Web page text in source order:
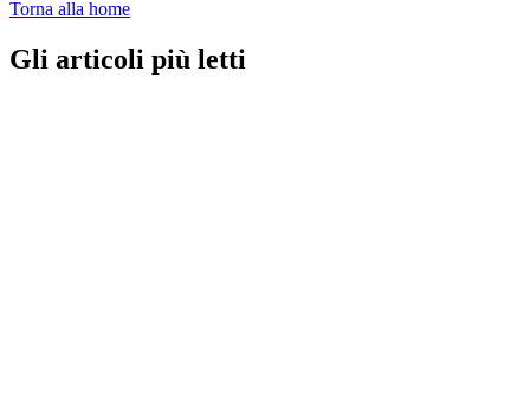
Torna alla home
Gli articoli più letti